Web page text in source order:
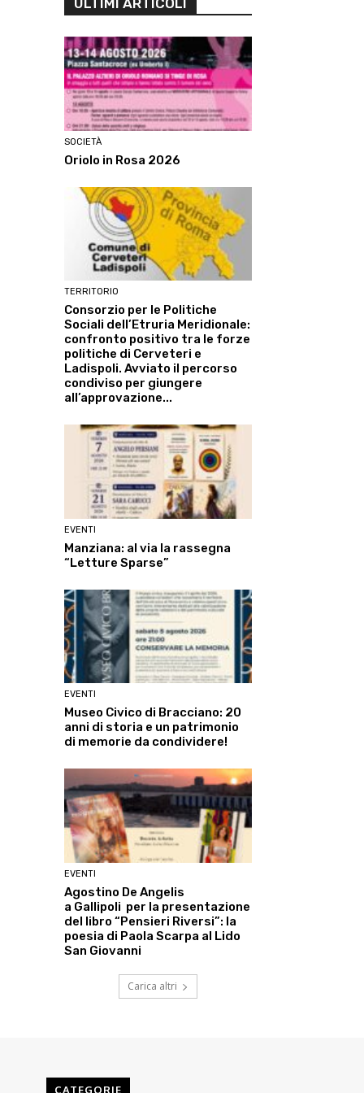
ULTIMI ARTICOLI
SOCIETÀ
Oriolo in Rosa 2026
TERRITORIO
Consorzio per le Politiche
Sociali dell’Etruria Meridionale:
confronto positivo tra le forze
politiche di Cerveteri e
Ladispoli. Avviato il percorso
condiviso per giungere
all’approvazione...
EVENTI
Manziana: al via la rassegna
“Letture Sparse”
EVENTI
Museo Civico di Bracciano: 20
anni di storia e un patrimonio
di memorie da condividere!
EVENTI
Agostino De Angelis
a Gallipoli per la presentazione
del libro “Pensieri Riversi”: la
poesia di Paola Scarpa al Lido
San Giovanni
Carica altri
CATEGORIE